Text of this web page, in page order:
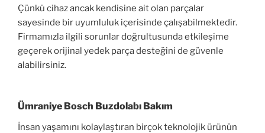
Çünkü cihaz ancak kendisine ait olan parçalar
sayesinde bir uyumluluk içerisinde çalışabilmektedir.
Firmamızla ilgili sorunlar doğrultusunda etkileşime
geçerek orijinal yedek parça desteğini de güvenle
alabilirsiniz.
Ümraniye Bosch Buzdolabı Bakım
İnsan yaşamını kolaylaştıran birçok teknolojik ürünün